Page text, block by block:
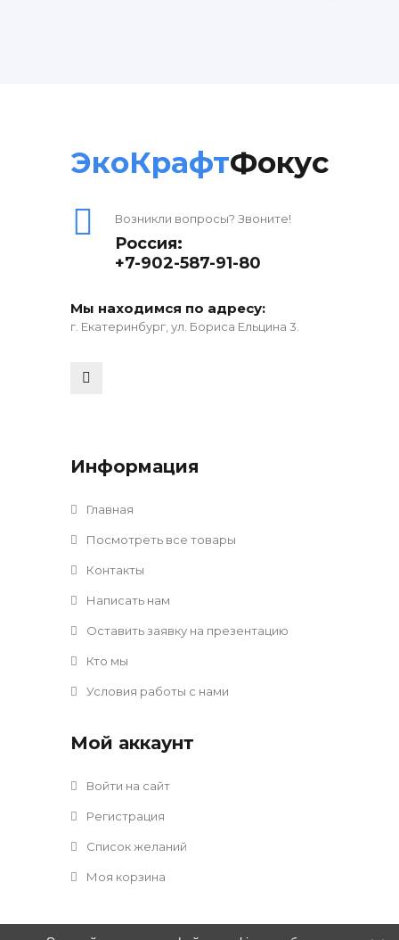
ЭкоКрафтФокус
Возникли вопросы? Звоните!
Россия:
+7-902-587-91-80
Мы находимся по адресу:
г. Екатеринбург, ул. Бориса Ельцина 3.
Информация
Главная
Посмотреть все товары
Контакты
Написать нам
Оставить заявку на презентацию
Кто мы
Условия работы с нами
Мой аккаунт
Войти на сайт
Регистрация
Список желаний
Моя корзина